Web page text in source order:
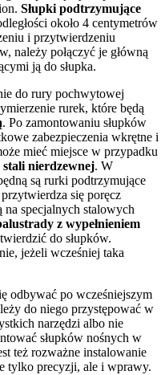
Słupki podtrzymujące
około 4 centymetrów
i przytwierdzeniu
należy połączyć je główną
ją do słupka.
do rury pochwytowej
rurek, które będą
. Po zamontowaniu słupków
zabezpieczenia wkrętne i
mieć miejsce w przypadku
stali nierdzewnej. W
są rurki podtrzymujące
się poręcz
specjalnych stalowych
z wypełnieniem
do słupków.
jeżeli wcześniej taka
odbywać po wcześniejszym
do niego przystępować w
narzędzi albo nie
słupków nośnych w
też rozważne instalowanie
tylko precyzji, ale i wprawy.